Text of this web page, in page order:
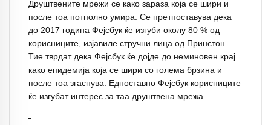
Друштвените мрежи се како зараза која се шири и
после тоа потполно умира. Се претпоставува дека
до 2017 година Фејсбук ќе изгуби околу 80 % од
корисниците, изјавиле стручни лица од Принстон.
Тие тврдат дека Фејсбук ќе дојде до неминовен крај
како епидемија која се шири со голема брзина и
после тоа згаснува. Едноставно Фејсбук корисниците
ќе изгубат интерес за таа друштвена мрежа.